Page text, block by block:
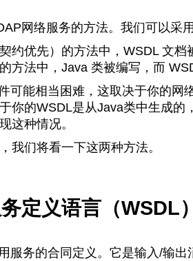
网络服务的方法。我们可以采
约优先）的方法中，WSDL 文
方法中， Java 类被编写，而
可能相当困难，这取决于你的网
你的WSDL是从Java类中生成
这种情况。
我们将看一下这两种方法。
定义语言（WSDL
服务的合同定义。它是输入/输